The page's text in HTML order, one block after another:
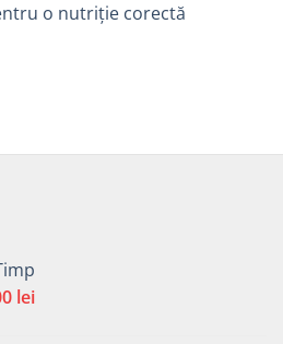
o nutriție corectă
leiPrețul